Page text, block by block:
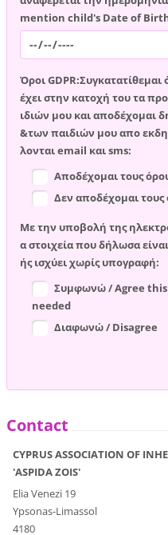
mention child's Date of
Όροι
έχει στην κατοχή του τα
ιδιών μου και αποδέχομαι
&των παιδιών μου απο
λονται email και sms:
Αποδέχομαι τους
Δεν αποδέχομαι τους
Με την υποβολή της
α στοιχεία που δήλωσα
ής ισχύει χωρίς υπογραφή:
Συμφωνώ / Agree
needed
Διαφωνώ / Disagree
Contact
CYPRUS ASSOCIATION OF
'ASPIDA ZOIS'
Elia Venezi 19
Ypsonas-Limassol
4180